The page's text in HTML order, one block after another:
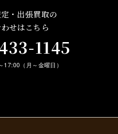
・出張買取の
せはこちら
1145
17:00（月～金曜日）